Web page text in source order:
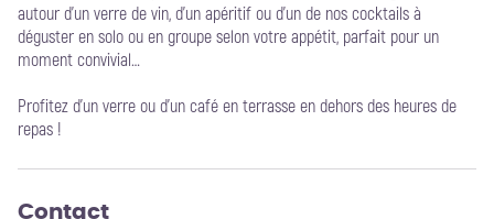
autour d’un verre de vin, d’un apéritif ou d’un de nos cocktails à
déguster en solo ou en groupe selon votre appétit, parfait pour un
moment convivial…
Profitez d'un verre ou d'un café en terrasse en dehors des heures de
repas !
Contact